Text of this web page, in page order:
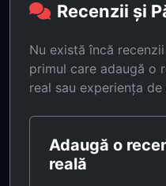
Recenzii și
Nu există încă
primul care adaugă o
real sau experiența de
Adaugă o
reală